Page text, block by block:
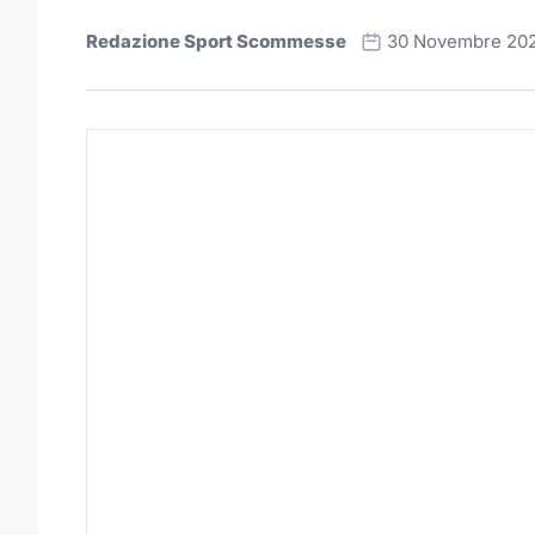
Redazione Sport Scommesse 30 Novembre